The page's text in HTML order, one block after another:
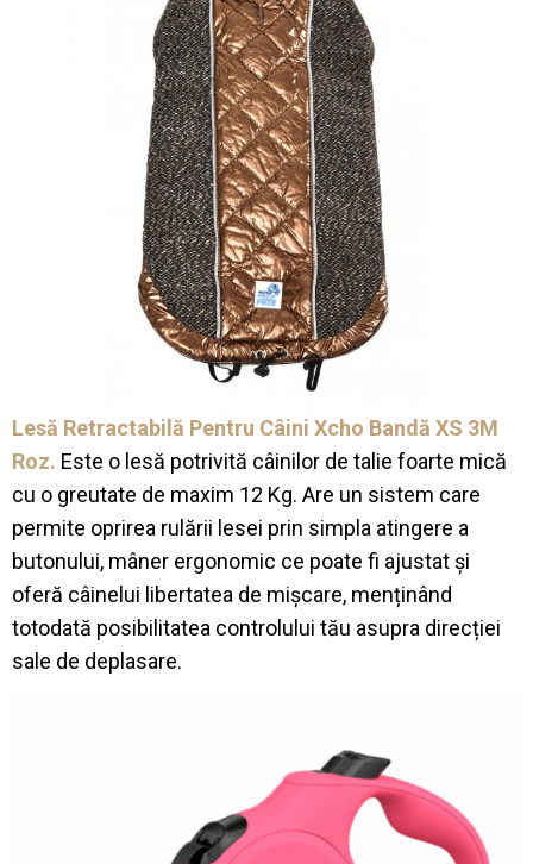
Lesă Retractabilă Pentru Câini Xcho Bandă XS 3M
Roz. Este o lesă potrivită câinilor de talie foarte mică
cu o greutate de maxim 12 Kg. Are un sistem care
permite oprirea rulării lesei prin simpla atingere a
butonului, mâner ergonomic ce poate fi ajustat și
oferă câinelui libertatea de mișcare, menținând
totodată posibilitatea controlului tău asupra direcției
sale de deplasare.